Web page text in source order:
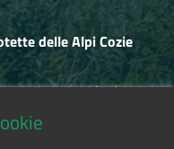
bois des deux
du parc naturel
chênes verts de
delle Alpi Cozie
Salbertrand (TO)